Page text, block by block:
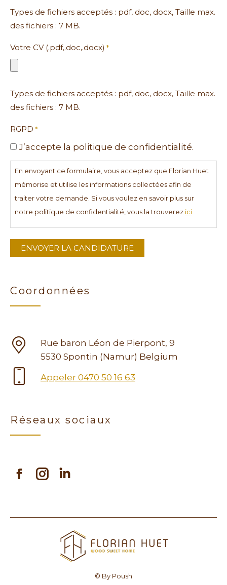
Types de fichiers acceptés : pdf, doc, docx, Taille max.
des fichiers : 7 MB.
Votre CV (.pdf,.doc,.docx) *
Types de fichiers acceptés : pdf, doc, docx, Taille max.
des fichiers : 7 MB.
RGPD *
J’accepte la politique de confidentialité.
En envoyant ce formulaire, vous acceptez que Florian Huet
mémorise et utilise les informations collectées afin de
traiter votre demande. Si vous voulez en savoir plus sur
notre politique de confidentialité, vous la trouverez ici
Coordonnées
Rue baron Léon de Pierpont, 9
5530 Spontin (Namur) Belgium
Appeler 0470 50 16 63
Réseaux sociaux
Facebook
Instagram
Linkedin
© By Poush